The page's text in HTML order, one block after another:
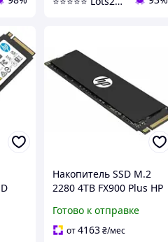
Накопитель SSD M.2
2280 4TB FX900 Plus HP
Готово к отправке
от4163 ₴/мес